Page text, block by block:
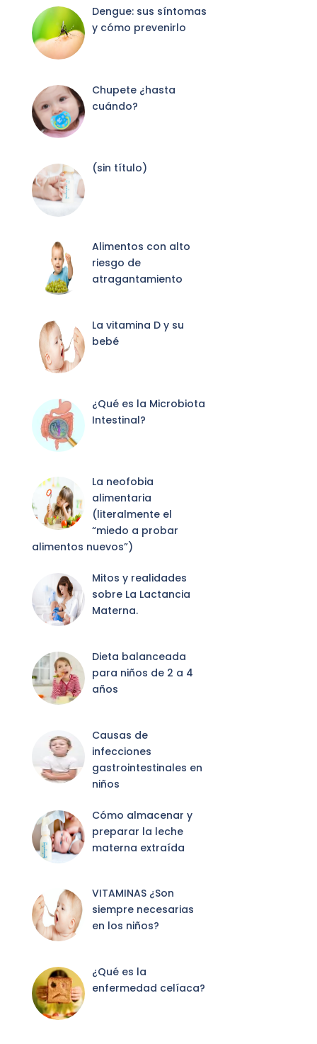
Dengue: sus síntomas
y cómo prevenirlo
Chupete ¿hasta
cuándo?
(sin título)
Alimentos con alto
riesgo de
atragantamiento
La vitamina D y su
bebé
¿Qué es la Microbiota
Intestinal?
La neofobia
alimentaria
(literalmente el
“miedo a probar
alimentos nuevos”)
Mitos y realidades
sobre La Lactancia
Materna.
Dieta balanceada
para niños de 2 a 4
años
Causas de
infecciones
gastrointestinales en
niños
Cómo almacenar y
preparar la leche
materna extraída
VITAMINAS ¿Son
siempre necesarias
en los niños?
¿Qué es la
enfermedad celíaca?